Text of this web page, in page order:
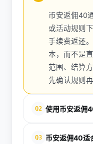
币安返佣40
或活动规则
手续费返还
本，而不是
范围、结算
先确认规则再
Q2 使用币安返佣
或邀请码完成绑定
Q3 币安返佣40适